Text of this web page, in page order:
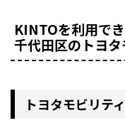
KINTOを利用で
千代田区のトヨ
トヨタモビリテ